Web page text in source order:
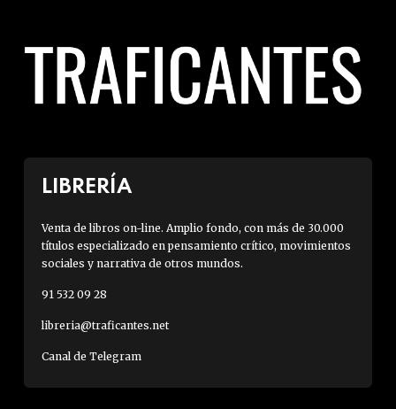
LIBRERÍA
Venta de libros on-line. Amplio fondo, con más de 30.000
títulos especializado en pensamiento crítico, movimientos
sociales y narrativa de otros mundos.
91 532 09 28
libreria@traficantes.net
Canal de Telegram